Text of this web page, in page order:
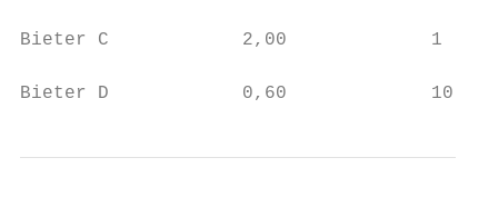
Bieter C            2,00             1
Bieter D            0,60             10